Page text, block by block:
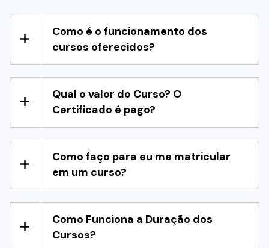
Como é o funcionamento dos
cursos oferecidos?
Qual o valor do Curso? O
Certificado é pago?
Como faço para eu me matricular
em um curso?
Como Funciona a Duração dos
Cursos?